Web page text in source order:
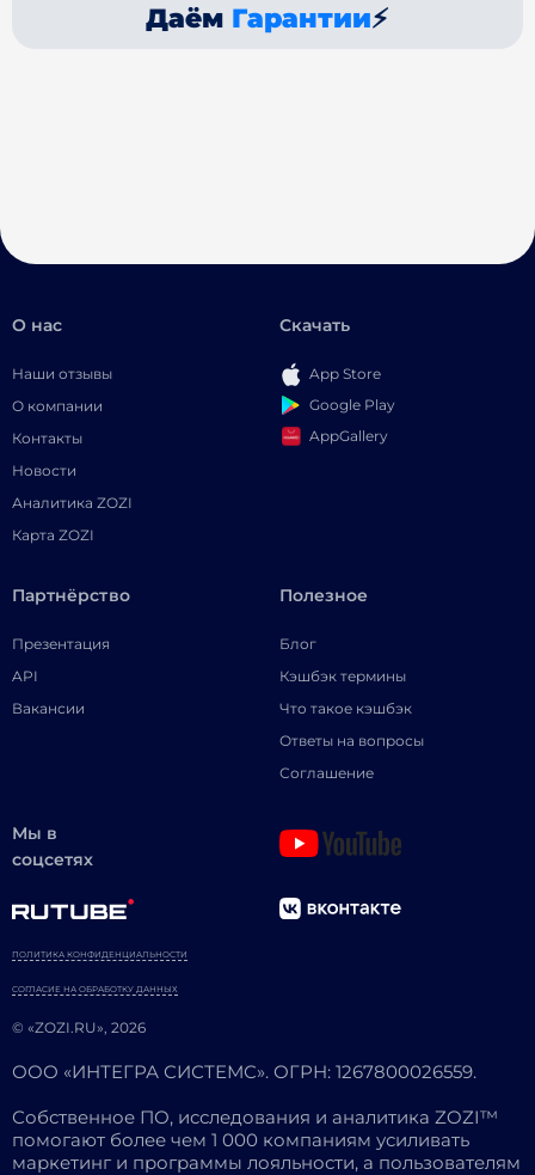
Даём Гарантии⚡
О нас
Наши отзывы
О компании
Контакты
Новости
Аналитика ZOZI
Карта ZOZI
Скачать
App Store
Google Play
AppGallery
Партнёрство
Презентация
API
Вакансии
Полезное
Блог
Кэшбэк термины
Что такое кэшбэк
Ответы на вопросы
Соглашение
Мы в
соцсетях
© «ZOZI.RU», 2026
ПОЛИТИКА КОНФИДЕНЦИАЛЬНОСТИ
СОГЛАСИЕ НА ОБРАБОТКУ ДАННЫХ
ООО «ИНТЕГРА СИСТЕМС». ОГРН: 1267800026559.
Собственное ПО, исследования и аналитика ZOZI™
помогают более чем 1 000 компаниям усиливать
маркетинг и программы лояльности, а пользователям